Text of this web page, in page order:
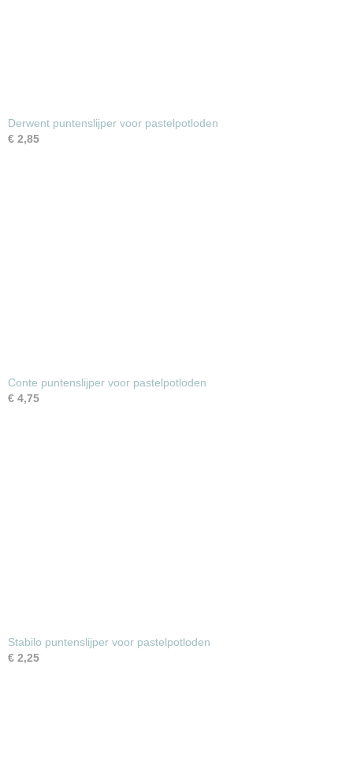
Derwent puntenslijper voor pastelpotloden
€ 2,85
Conte puntenslijper voor pastelpotloden
€ 4,75
Stabilo puntenslijper voor pastelpotloden
€ 2,25